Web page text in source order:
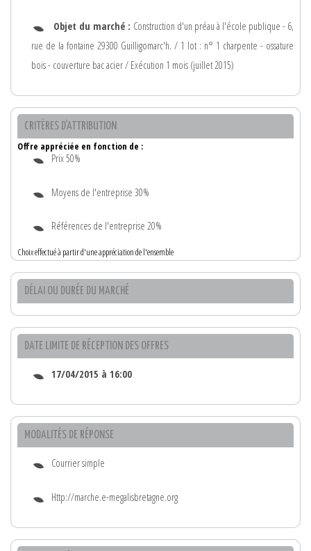
Objet du marché : Construction d'un préau à l'école publique - 6,
rue de la fontaine 29300 Guilligomarc'h. / 1 lot : n° 1 charpente - ossature
bois - couverture bac acier / Exécution 1 mois (juillet 2015)
CRITÈRES D'ATTRIBUTION
Offre appréciée en fonction de :
Prix 50%
Moyens de l'entreprise 30%
Références de l'entreprise 20%
Choix effectué à partir d'une appréciation de l'ensemble
DÉLAI OU DURÉE DU MARCHÉ
DATE LIMITE DE RÉCEPTION DES OFFRES
17/04/2015 à 16:00
MODALITÉS DE RÉPONSE
Courrier simple
Http://marche.e-megalisbretagne.org